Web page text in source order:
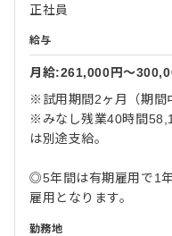
正社員
給与
月給:261,000円〜
※試用期間2ヶ月（期間
※みなし残業40時間
は別途支給。
◎5年間は有期雇用で1
雇用となります。
勤務地